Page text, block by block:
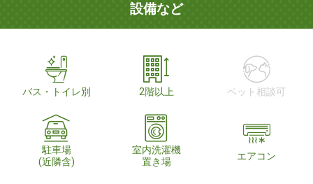
設備など
バス・トイレ別 2階以上 ペット相談可
駐車場
(近隣含)
室内洗濯機
置き場
エアコン